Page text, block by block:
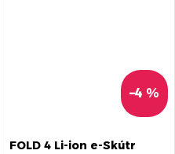
–4 %
FOLD 4 Li-ion e-Skútr